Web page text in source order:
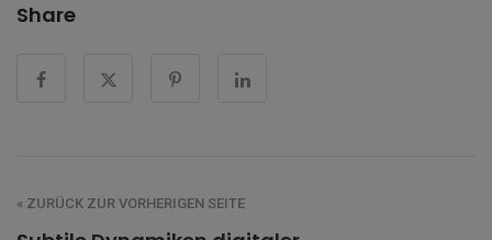
Share
« ZURÜCK ZUR VORHERIGEN SEITE